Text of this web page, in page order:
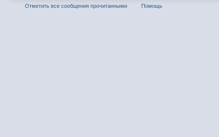
Отметить все сообщения прочитанными Помощь